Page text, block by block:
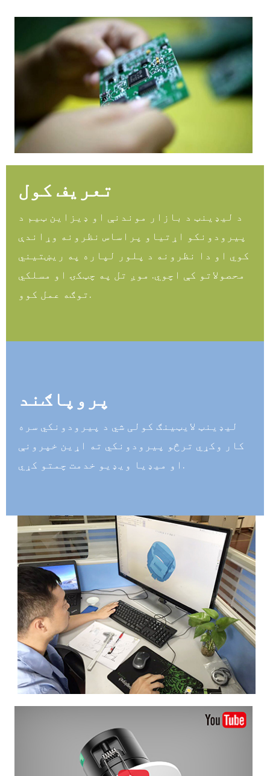
تعریف کول
د لیډینټ د بازار موندنې او ډیزاین ټیم د
پیرودونکو اړتیاو پراساس نظرونه وړاندې
کوي او دا نظرونه د پلور لپاره په ریښتیني
محصولاتو کې اچوي. موږ تل په چټکۍ او مسلکي
توګه عمل کوو.
پروپاګند
لیډینټ لایټینګ کولی شي د پیرودونکي سره
کار وکړي ترڅو پیرودونکي ته اړین خپرونې
او میډیا ویډیو خدمت چمتو کړي.